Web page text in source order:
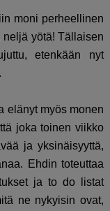
moni perheellinen
yötä! Tällaisen
etenkään nyt
elänyt myös monen
joka toinen viikko
ja yksinäisyyttä,
Ehdin toteuttaa
ja to do listat
ne nykyisin ovat,